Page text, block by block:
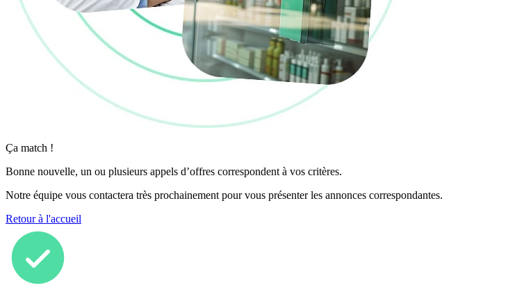
Ça match !
Bonne nouvelle, un ou plusieurs appels d’offres correspondent à vos critères.
Notre équipe vous contactera très prochainement pour vous présenter les annonces correspondantes.
Retour à l'accueil